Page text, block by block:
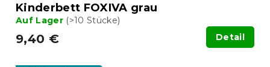
Kinderbett FOXIVA grau
Auf Lager (>10 Stücke)
9,40 € Detail